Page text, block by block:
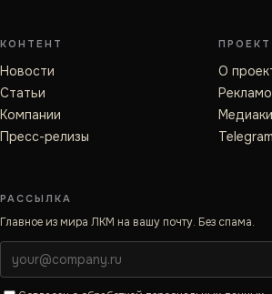
КОНТЕНТ
Новости
Статьи
Компании
Пресс-релизы
ПРОЕКТ
О
РАССЫЛКА
Главное из мира ЛКМ на вашу почту. Без спама.